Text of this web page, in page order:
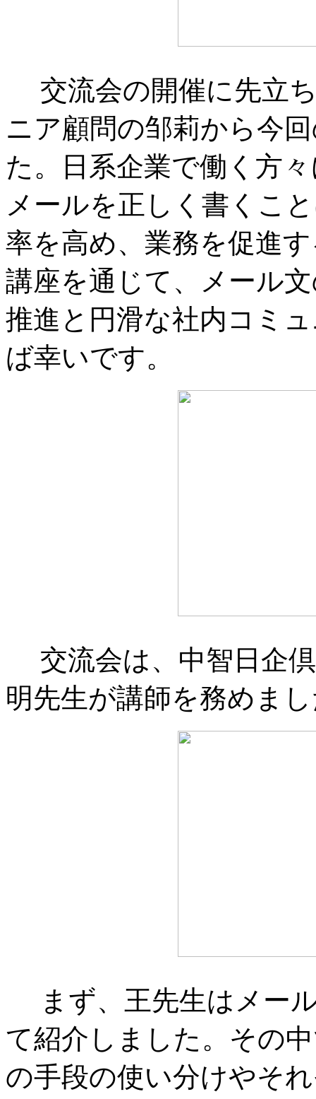
交流会の開催に先立
ニア顧問の邹莉から今
た。日系企業で働く方
メールを正しく書くこ
率を高め、業務を促進
講座を通じて、メール
推進と円滑な社内コミ
ば幸いです。
交流会は、中智日企
明先生が講師を務めま
まず、王先生はメー
て紹介しました。その
の手段の使い分けやそ